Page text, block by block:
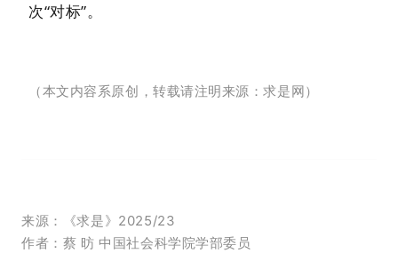
次“对标”。
（本文内容系原创，转载请注明来源：求是网）
来源 ：《求是》2025/23
作者 ：蔡 昉 中国社会科学院学部委员